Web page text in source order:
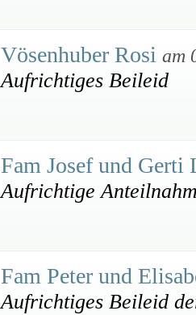
Vösenhuber Rosi am
Aufrichtiges Beileid
Fam Josef und Gerti
Aufrichtige
Fam Peter und
Aufrichtiges Beileid